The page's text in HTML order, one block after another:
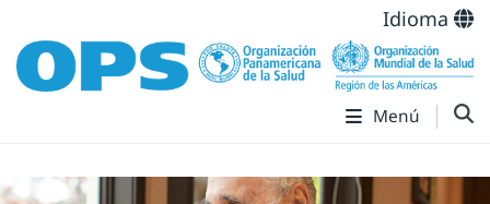
Idioma
Menú